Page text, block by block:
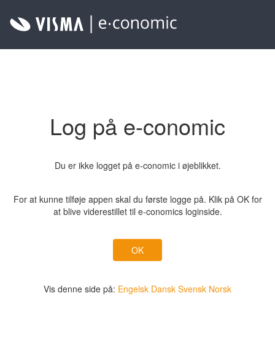
Log på e-conomic
Du er ikke logget på e-conomic i øjeblikket.
For at kunne tilføje appen skal du første logge på. Klik på OK for
at blive viderestillet til e-conomics loginside.
Vis denne side på: Engelsk Dansk Svensk Norsk